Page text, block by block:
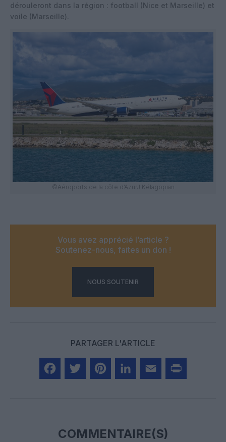
dérouleront dans la région : football (Nice et Marseille) et
voile (Marseille).
©Aéroports de la côte d’AzurJ.Kélagopian
Vous avez apprécié l’article ?
Soutenez-nous, faites un don !
NOUS SOUTENIR
PARTAGER L'ARTICLE
COMMENTAIRE(S)